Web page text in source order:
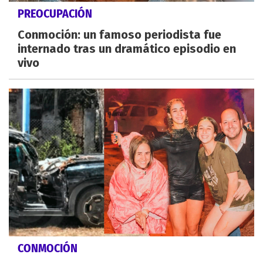
PREOCUPACIÓN
Conmoción: un famoso periodista fue
internado tras un dramático episodio en
vivo
CONMOCIÓN